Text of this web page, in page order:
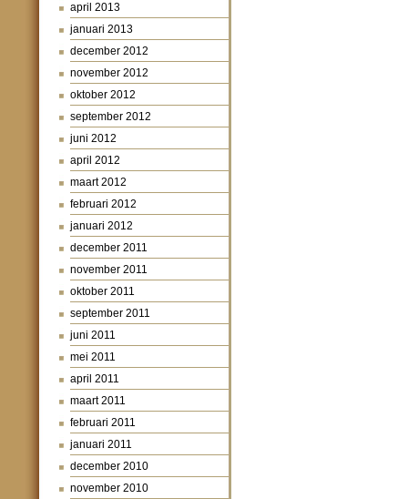
april 2013
januari 2013
december 2012
november 2012
oktober 2012
september 2012
juni 2012
april 2012
maart 2012
februari 2012
januari 2012
december 2011
november 2011
oktober 2011
september 2011
juni 2011
mei 2011
april 2011
maart 2011
februari 2011
januari 2011
december 2010
november 2010